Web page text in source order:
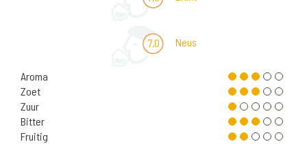
7,0 Neus
Aroma
Zoet
Zuur
Bitter
Fruitig